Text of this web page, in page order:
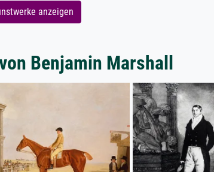
anzeigen
Benjamin Marshall